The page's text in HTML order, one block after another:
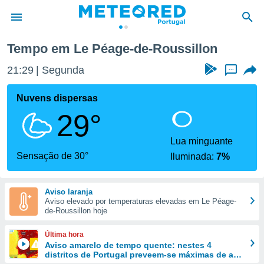
da
foi
fornecidas
a este
das
e
forma
digital
Tempo em Le Péage-de-Roussillon
21:29 Segunda ...
Nuvens dispersas
29°
Sensação de 30°
Lua minguante
Iluminada:7%
Aviso laranja
Aviso elevado por temperaturas elevadas em Le Péage-
de-Roussillon hoje
Última hora
Aviso amarelo de tempo quente: nestes 4
distritos de Portugal preveem-se máximas de até